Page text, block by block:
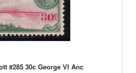
#285 30c George VI Anc